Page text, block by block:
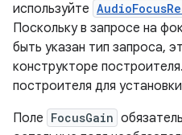
используйте
Поскольку в запросе на
быть указан тип запроса,
конструкторе
построителя для
Поле FocusGain